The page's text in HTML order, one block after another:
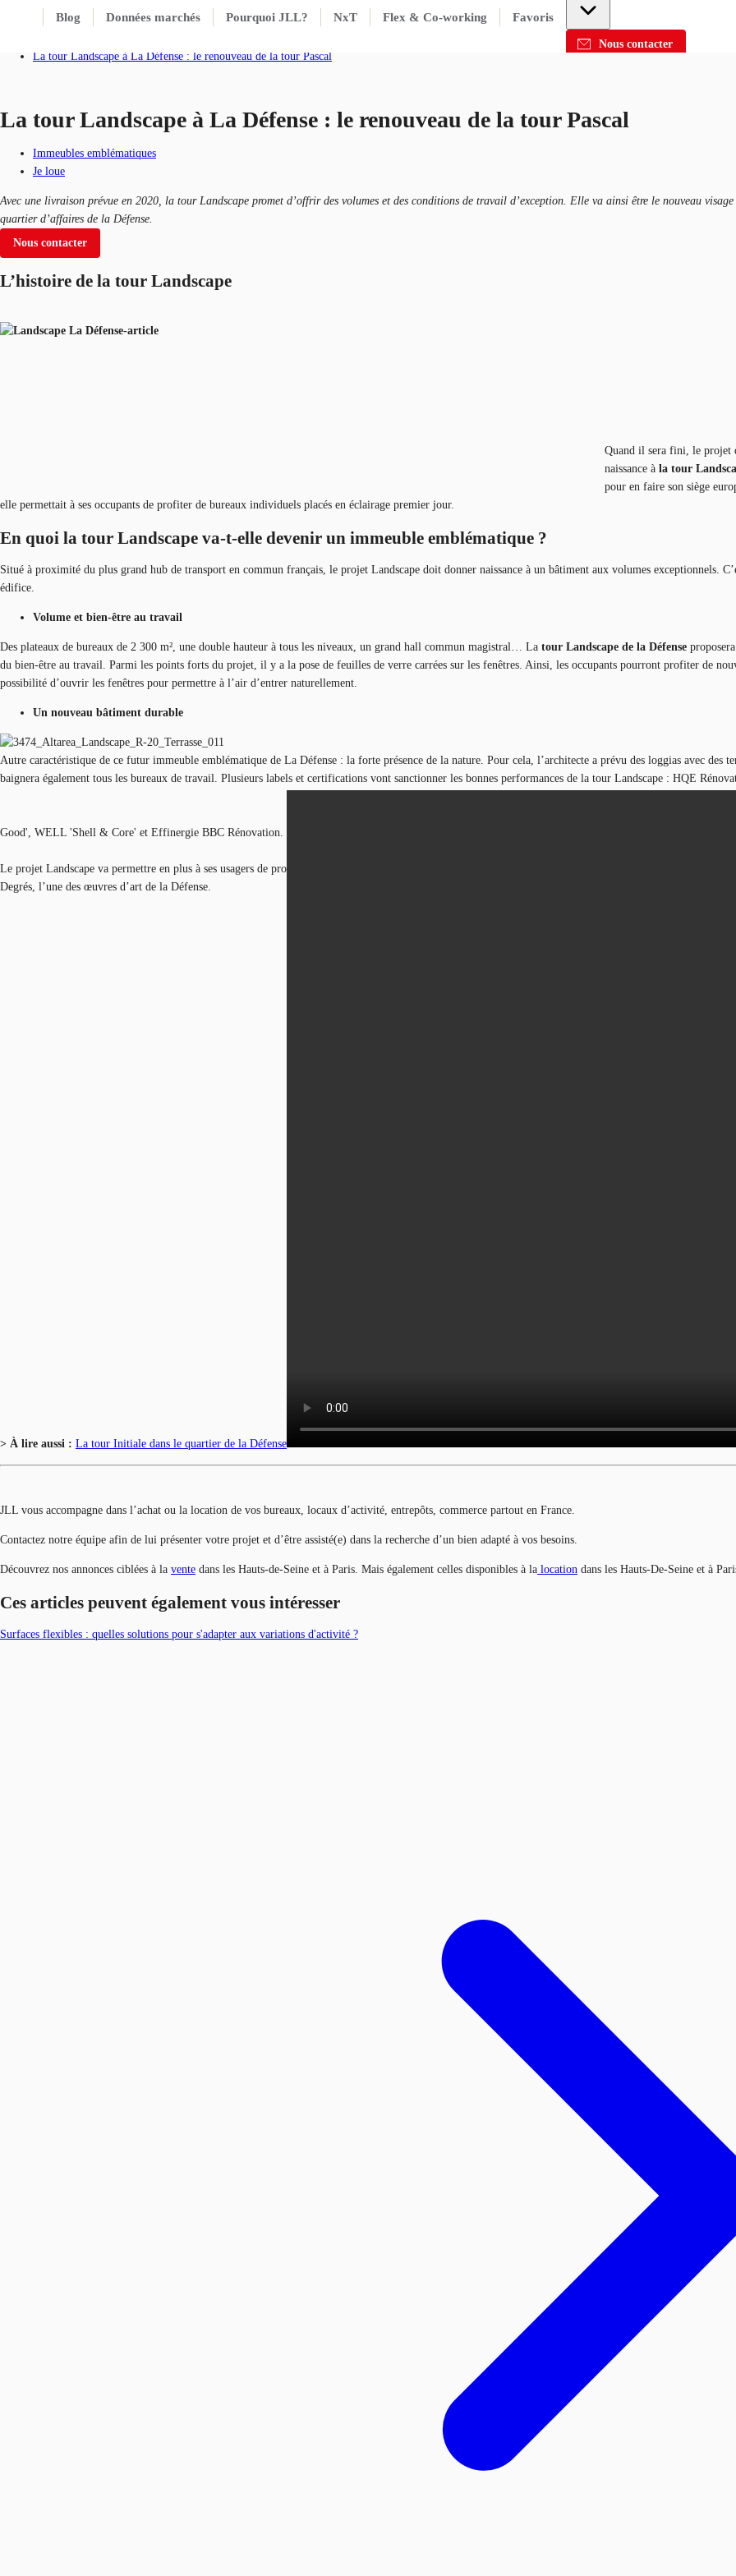
Blog Données marchés Pourquoi JLL? NxT Flex & Co-working Favoris
Nous contacter
Accueil
La tour Landscape à La Défense : le renouveau de la tour Pascal
La tour Landscape à La Défense : le renouveau de la tour Pascal
Immeubles emblématiques
Je loue
Avec une livraison prévue en 2020, la tour Landscape promet d’offrir des volumes et des conditions de travail d’exception. Elle va ainsi être le nouveau
quartier d’affaires de la Défense.
Nous contacter
L’histoire de la tour Landscape
Quand il sera fini, le projet
naissance à la tour
pour en faire son siège
elle permettait à ses occupants de profiter de bureaux individuels placés en éclairage premier jour.
En quoi la tour Landscape va-t-elle devenir un immeuble emblématique ?
Situé à proximité du plus grand hub de transport en commun français, le projet Landscape doit donner naissance à un bâtiment aux volumes exceptionnels.
édifice.
Volume et bien-être au travail
Des plateaux de bureaux de 2 300 m², une double hauteur à tous les niveaux, un grand hall commun magistral… La tour Landscape de la Défense
du bien-être au travail. Parmi les points forts du projet, il y a la pose de feuilles de verre carrées sur les fenêtres. Ainsi, les occupants pourront profiter de
possibilité d’ouvrir les fenêtres pour permettre à l’air d’entrer naturellement.
Un nouveau bâtiment durable
Autre caractéristique de ce futur immeuble emblématique de La Défense : la forte présence de la nature. Pour cela, l’architecte a prévu des loggias avec des
baignera également tous les bureaux de travail. Plusieurs labels et certifications vont sanctionner les bonnes performances de la tour Landscape : HQE
Good', WELL 'Shell & Core' et Effinergie BBC Rénovation.
Le projet Landscape va permettre en plus à ses usagers de profiter de panoramas d’exception. À ses pieds, l’ouverture de commerces est prévue. Un café
Degrés, l’une des œuvres d’art de la Défense.
> À lire aussi : La tour Initiale dans le quartier de la Défense
JLL vous accompagne dans l’achat ou la location de vos bureaux, locaux d’activité, entrepôts, commerce partout en France.
Contactez notre équipe afin de lui présenter votre projet et d’être assisté(e) dans la recherche d’un bien adapté à vos besoins.
Découvrez nos annonces ciblées à la vente dans les Hauts-de-Seine et à Paris. Mais également celles disponibles à la location dans les Hauts-De-Seine et à
Ces articles peuvent également vous intéresser
Surfaces flexibles : quelles solutions pour s'adapter aux variations d'activité ?